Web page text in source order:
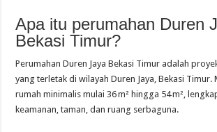
Apa itu perumahan Duren
Bekasi Timur?
Perumahan Duren Jaya Bekasi Timur adalah
yang terletak di wilayah Duren Jaya, Bekasi Timur.
rumah minimalis mulai 36 m² hingga 54 m²,
keamanan, taman, dan ruang serbaguna.